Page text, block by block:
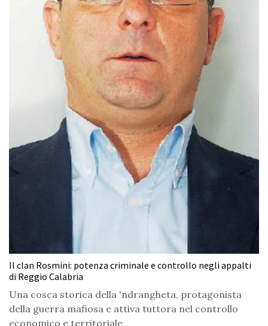
Il clan Rosmini: potenza criminale e controllo negli appalti
di Reggio Calabria
Una cosca storica della 'ndrangheta, protagonista
della guerra mafiosa e attiva tuttora nel controllo
economico e territoriale